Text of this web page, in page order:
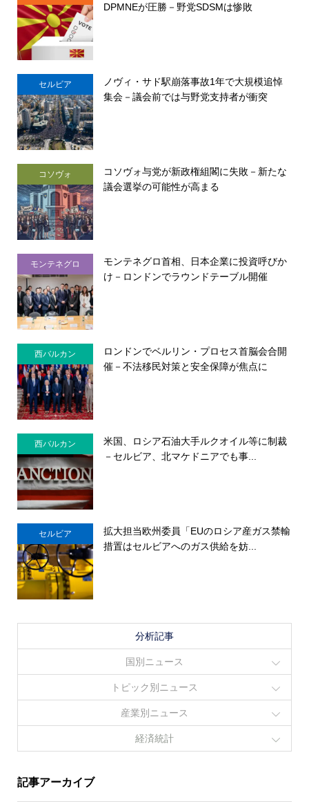
DPMNEが圧勝－野党SDSMは惨敗
セルビア
ノヴィ・サド駅崩落事故1年で大規模追悼
集会－議会前では与野党支持者が衝突
コソヴォ
コソヴォ与党が新政権組閣に失敗－新たな
議会選挙の可能性が高まる
モンテネグロ
モンテネグロ首相、日本企業に投資呼びか
け－ロンドンでラウンドテーブル開催
西バルカン
ロンドンでベルリン・プロセス首脳会合開
催－不法移民対策と安全保障が焦点に
西バルカン
米国、ロシア石油大手ルクオイル等に制裁
－セルビア、北マケドニアでも事...
セルビア
拡大担当欧州委員「EUのロシア産ガス禁輸
措置はセルビアへのガス供給を妨...
分析記事
国別ニュース
トピック別ニュース
産業別ニュース
経済統計
記事アーカイブ